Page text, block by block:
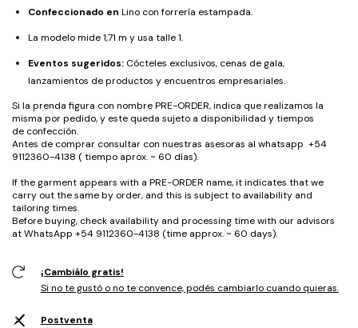
Confeccionado en Lino con forrería estampada.
La modelo mide 1,71 m y usa talle 1.
Eventos sugeridos: Cócteles exclusivos, cenas de gala,
lanzamientos de productos y encuentros empresariales.
Si la prenda figura con nombre PRE-ORDER, indica que realizamos la
misma por pedido, y este queda sujeto a disponibilidad y tiempos
de confección.
Antes de comprar consultar con nuestras asesoras al whatsapp +54
9112360-4138 ( tiempo aprox. ~ 60 días).
If the garment appears with a PRE-ORDER name, it indicates that we
carry out the same by order, and this is subject to availability and
tailoring times.
Before buying, check availability and processing time with our advisors
at WhatsApp +54 9112360-4138 (time approx. ~ 60 days).
¡Cambiálo gratis!
Si no te gustó o no te convence, podés cambiarlo cuando quieras.
Postventa